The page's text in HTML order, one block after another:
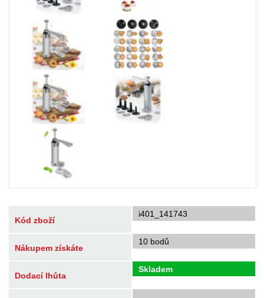
Kód zboží
i401_141743
Nákupem získáte
10 bodů
Dodací lhůta
Skladem